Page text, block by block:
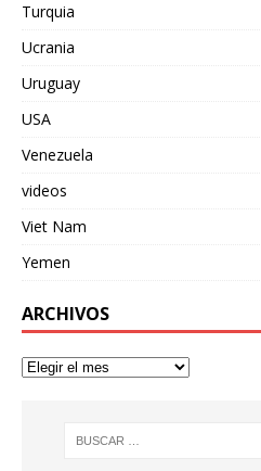
Turquia
Ucrania
Uruguay
USA
Venezuela
videos
Viet Nam
Yemen
ARCHIVOS